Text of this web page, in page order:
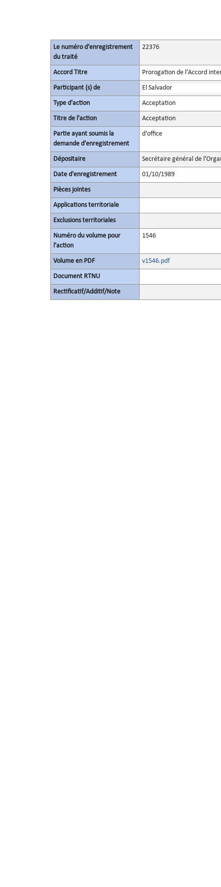
Le numéro d'enregistrement
du traité
22376
Accord Titre Prorogation de l'Accord
Participant (s) de El Salvador
Type d'action Acceptation
Titre de l'action Acceptation
Partie ayant soumis la
demande d’enregistrement
d'office
Dépositaire Secrétaire général de
Date d'enregistrement 01/10/1989
Pièces jointes
Applications territoriale
Exclusions territoriales
Numéro du volume pour
l'action
1546
Volume en PDF v1546.pdf
Document RTNU
Rectificatif/Additif/Note